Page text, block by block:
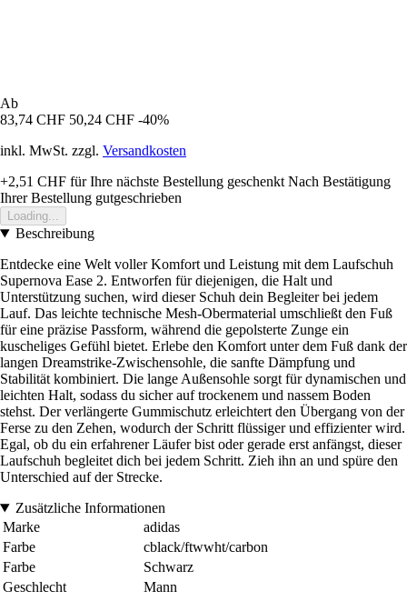
Ab
83,74 CHF 50,24 CHF -40%
inkl. MwSt. zzgl. Versandkosten
+2,51 CHF für Ihre nächste Bestellung geschenkt Nach Bestätigung
Ihrer Bestellung gutgeschrieben
Loading...
Beschreibung
Entdecke eine Welt voller Komfort und Leistung mit dem Laufschuh
Supernova Ease 2. Entworfen für diejenigen, die Halt und
Unterstützung suchen, wird dieser Schuh dein Begleiter bei jedem
Lauf. Das leichte technische Mesh-Obermaterial umschließt den Fuß
für eine präzise Passform, während die gepolsterte Zunge ein
kuscheliges Gefühl bietet. Erlebe den Komfort unter dem Fuß dank der
langen Dreamstrike-Zwischensohle, die sanfte Dämpfung und
Stabilität kombiniert. Die lange Außensohle sorgt für dynamischen und
leichten Halt, sodass du sicher auf trockenem und nassem Boden
stehst. Der verlängerte Gummischutz erleichtert den Übergang von der
Ferse zu den Zehen, wodurch der Schritt flüssiger und effizienter wird.
Egal, ob du ein erfahrener Läufer bist oder gerade erst anfängst, dieser
Laufschuh begleitet dich bei jedem Schritt. Zieh ihn an und spüre den
Unterschied auf der Strecke.
Zusätzliche Informationen
Marke
adidas
Farbe
cblack/ftwwht/carbon
Farbe
Schwarz
Geschlecht
Mann